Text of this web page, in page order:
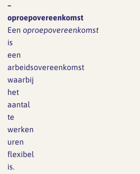
–
oproepovereenkomst
Een oproepovereenkomst
is
een
arbeidsovereenkomst
waarbij
het
aantal
te
werken
uren
flexibel
is.